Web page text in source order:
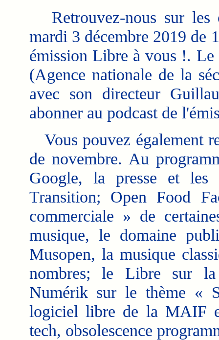
Retrouvez-nous sur les
mardi 3 décembre 2019 de
émission Libre à vous !.
(Agence nationale de la
avec son directeur
abonner au podcast de
Vous pouvez également
de novembre. Au
Google, la presse et
Transition; Open Food
commerciale » de
musique, le domaine
Musopen, la musique
nombres; le Libre sur
Numérik sur le thème «
logiciel libre de la MAIF
tech, obsolescence